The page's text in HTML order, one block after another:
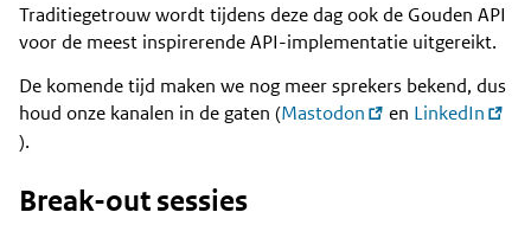
Traditiegetrouw wordt tijdens deze dag ook de Gouden API
voor de meest inspirerende API-implementatie uitgereikt.
De komende tijd maken we nog meer sprekers bekend, dus
houd onze kanalen in de gaten (Mastodon en LinkedIn
).
Break-out sessies